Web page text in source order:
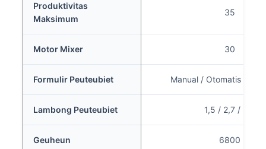
Produktivitas
Maksimum
35
Motor Mixer 30
Formulir Peuteubiet Manual / Otomatis /
Lambong Peuteubiet 1,5 / 2,7 / 3,8
Geuheun 6800